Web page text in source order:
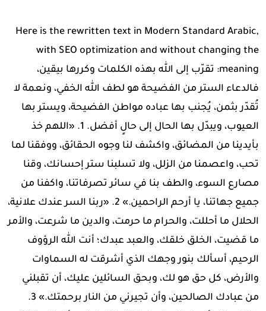
Here is the rewritten text in Modern Standard Arabic,
with SEO optimization and without changing the
meaning: تقرّب إلى الله بهذه الكلمات وكررها بيقين،
فالدعاء الستر من الفضيحة هو لطف الله الخفي، ونعمة لا
تُقدّر بثمن، يُجنب بها عباده مواطن الفضيحة، ويستر بها
العيوب، ويبدّل بها الحال إلى حالٍ أفضل. 1. «اللهم خذ
بأيدينا من المضائق، واكشف لنا وجوه الحقائق، ووفقنا لما
تحب، واعصمنا من الزلل، ولا تسلبنا ستر إحسانك، وقنا
مصارع السوء، والطف بنا في سائر تصرفاتنا، واكفنا من
جميع جهاتنا، يا أرحم الراحمين.» 2. «ربنا السر عندك علانية،
الحلال ما أحللت، والحرام ما حرمت، والدين ما شرعت، والأمر
ما قضيت، الخلق خلقك، والعبد عبدك؛ أنت الله الرؤوف
الرحيم، أسألك بنور وجهك الذي أشرقت له السماوات
والأرض، كل حق هو لك، وبحق السائلين عليك، أن تقبلني
من عبادك الصالحين، وأن تجيرني من النار برحمتك.» 3.